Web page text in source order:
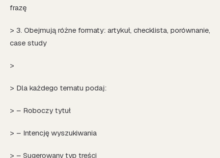
frazę
> 3. Obejmują różne formaty: artykuł, checklista, porównanie,
case study
>
> Dla każdego tematu podaj:
> – Roboczy tytuł
> – Intencję wyszukiwania
> – Sugerowany typ treści